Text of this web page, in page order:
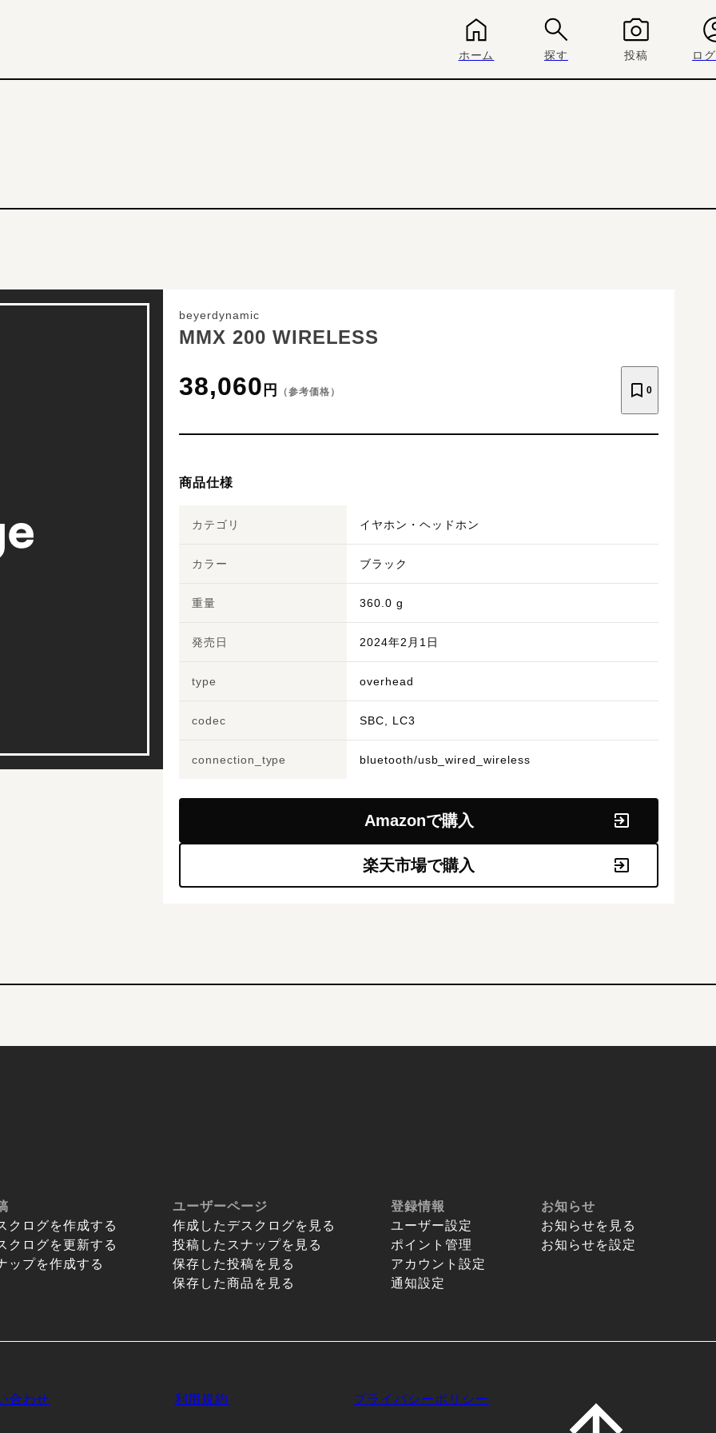
ホーム 探す 投稿 ロ
beyerdynamic
MMX 200 WIRELESS
38,060 円 （参考価格） 0
商品仕様
カテゴリ イヤホン・ヘッドホン
カラー ブラック
重量 360.0 g
発売日 2024年2月1日
type overhead
codec SBC, LC3
connection_type bluetooth/usb_wired_wireless
Amazonで購入
楽天市場で購入
クログを作成する
クログを更新する
ップを作成する
ユーザーページ
作成したデスクログを見る
投稿したスナップを見る
保存した投稿を見る
保存した商品を見る
登録情報
ユーザー設定
ポイント管理
アカウント設定
通知設定
お知らせ
お知らせを見る
お知らせを設定
合わせ 利用規約 プライバシーポリシー